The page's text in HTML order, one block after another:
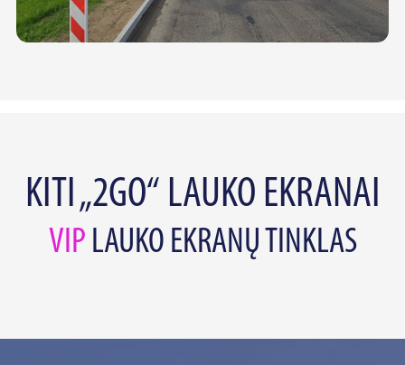
KITI „2GO“ LAUKO EKRANAI
VIP LAUKO EKRANŲ TINKLAS